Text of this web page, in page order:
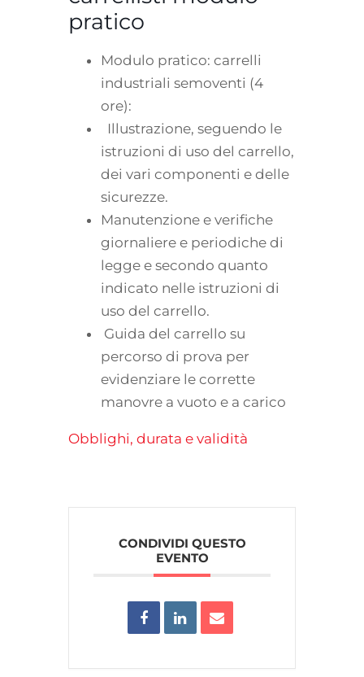
pratico
Modulo pratico: carrelli
industriali semoventi (4
ore):
Illustrazione, seguendo le
istruzioni di uso del carrello,
dei vari componenti e delle
sicurezze.
Manutenzione e verifiche
giornaliere e periodiche di
legge e secondo quanto
indicato nelle istruzioni di
uso del carrello.
Guida del carrello su
percorso di prova per
evidenziare le corrette
manovre a vuoto e a carico
Obblighi, durata e validità
CONDIVIDI QUESTO
EVENTO